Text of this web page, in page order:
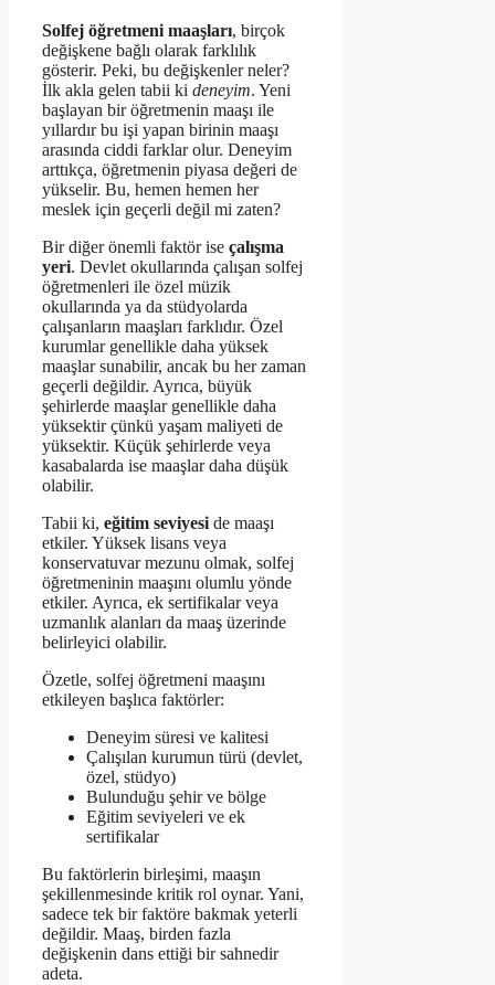
Solfej öğretmeni maaşları, birçok
değişkene bağlı olarak farklılık
gösterir. Peki, bu değişkenler neler?
İlk akla gelen tabii ki deneyim. Yeni
başlayan bir öğretmenin maaşı ile
yıllardır bu işi yapan birinin maaşı
arasında ciddi farklar olur. Deneyim
arttıkça, öğretmenin piyasa değeri de
yükselir. Bu, hemen hemen her
meslek için geçerli değil mi zaten?
Bir diğer önemli faktör ise çalışma
yeri. Devlet okullarında çalışan solfej
öğretmenleri ile özel müzik
okullarında ya da stüdyolarda
çalışanların maaşları farklıdır. Özel
kurumlar genellikle daha yüksek
maaşlar sunabilir, ancak bu her zaman
geçerli değildir. Ayrıca, büyük
şehirlerde maaşlar genellikle daha
yüksektir çünkü yaşam maliyeti de
yüksektir. Küçük şehirlerde veya
kasabalarda ise maaşlar daha düşük
olabilir.
Tabii ki, eğitim seviyesi de maaşı
etkiler. Yüksek lisans veya
konservatuvar mezunu olmak, solfej
öğretmeninin maaşını olumlu yönde
etkiler. Ayrıca, ek sertifikalar veya
uzmanlık alanları da maaş üzerinde
belirleyici olabilir.
Özetle, solfej öğretmeni maaşını
etkileyen başlıca faktörler:
Deneyim süresi ve kalitesi
Çalışılan kurumun türü (devlet,
özel, stüdyo)
Bulunduğu şehir ve bölge
Eğitim seviyeleri ve ek
sertifikalar
Bu faktörlerin birleşimi, maaşın
şekillenmesinde kritik rol oynar. Yani,
sadece tek bir faktöre bakmak yeterli
değildir. Maaş, birden fazla
değişkenin dans ettiği bir sahnedir
adeta.